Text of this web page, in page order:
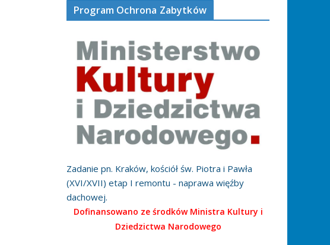
Program Ochrona Zabytków
Zadanie pn. Kraków, kościół św. Piotra i Pawła
(XVI/XVII) etap I remontu - naprawa więźby
dachowej.
Dofinansowano ze środków Ministra Kultury i
Dziedzictwa Narodowego